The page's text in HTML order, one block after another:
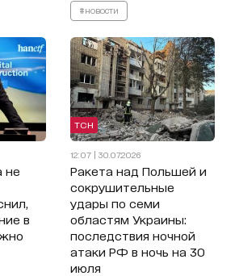
#новости
не
в
ТСН
12:07 | 30.07.2026
Ракета над Польшей и
сокрушительные
удары по семи
областям Украины:
последствия ночной
атаки РФ в ночь на 30
июля